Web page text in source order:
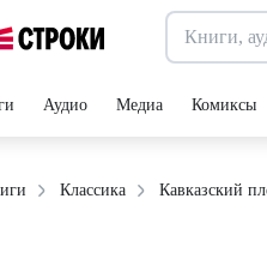
Аудио Медиа Комиксы
Классика Кавказский